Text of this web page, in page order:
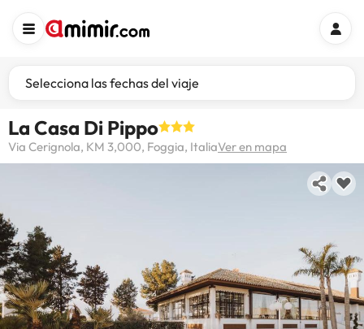
Selecciona las fechas del viaje
La Casa Di Pippo
Via Cerignola, KM 3,000, Foggia, ItaliaVer en mapa